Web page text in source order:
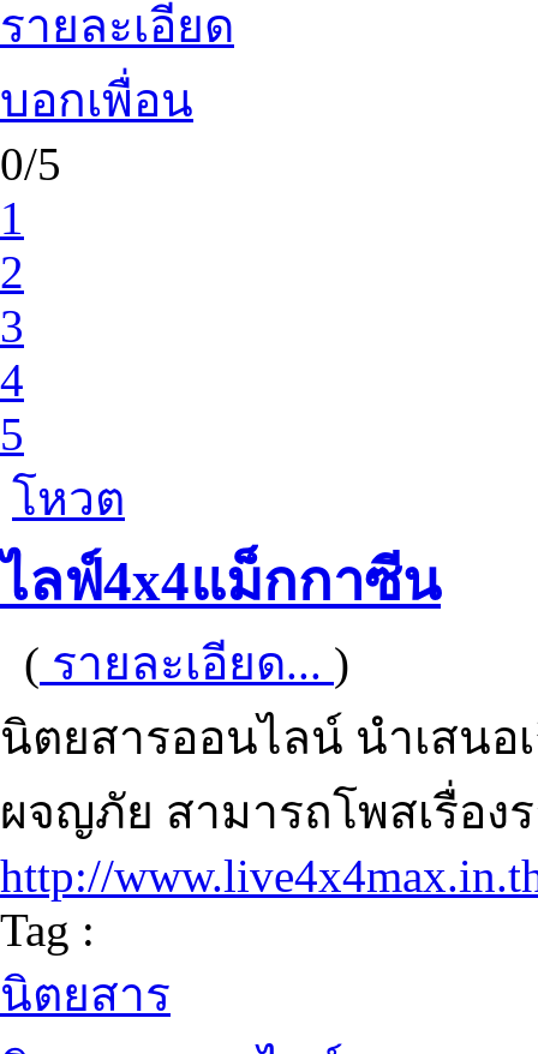
รายละเอียด
บอกเพื่อน
0/5
1
2
3
4
5
โหวต
ไลฟ์4x4แม็กกาซีน
( รายละเอียด... )
นิตยสารออนไลน์ นำเสนอ
ผจญภัย สามารถโพสเรื่อง
http://
Tag :
นิตยสาร